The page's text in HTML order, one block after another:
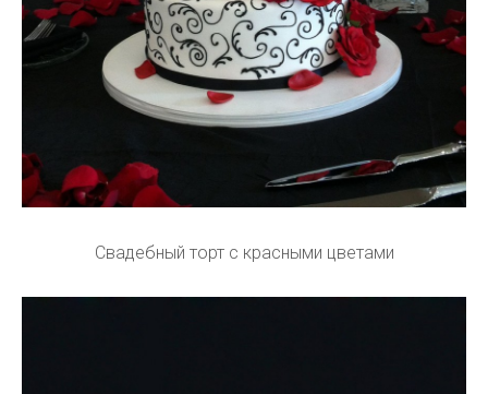
Свадебный торт с красными цветами